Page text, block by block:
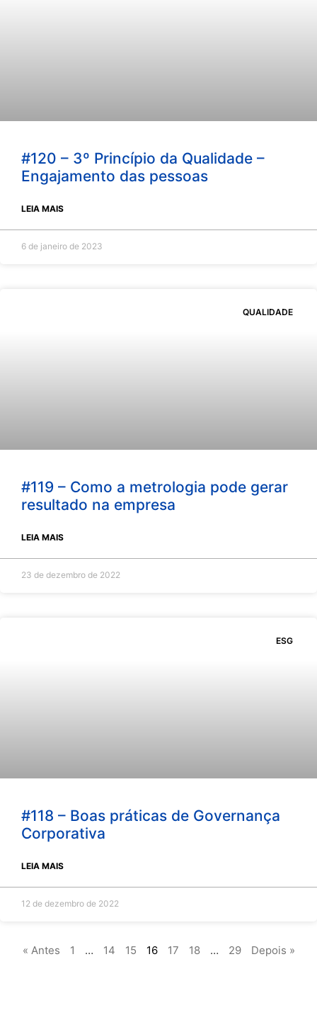
#120 – 3º Princípio da Qualidade –
Engajamento das pessoas
LEIA MAIS
6 de janeiro de 2023
QUALIDADE
#119 – Como a metrologia pode gerar
resultado na empresa
LEIA MAIS
23 de dezembro de 2022
ESG
#118 – Boas práticas de Governança
Corporativa
LEIA MAIS
12 de dezembro de 2022
« Antes 1 … 14 15 16 17 18 … 29 Depois »